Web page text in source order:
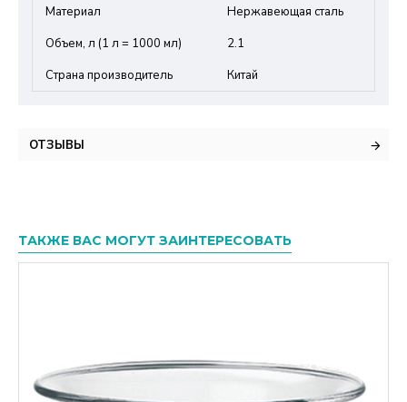
Материал
Нержавеющая сталь
Объем, л (1 л = 1000 мл)
2.1
Страна производитель
Китай
ОТЗЫВЫ
ТАКЖЕ ВАС МОГУТ ЗАИНТЕРЕСОВАТЬ